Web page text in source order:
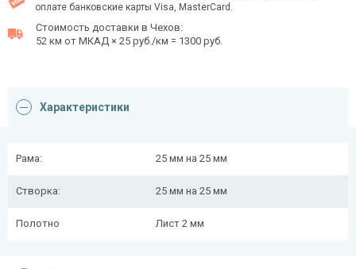
оплате банковские карты Visa, MasterCard.
Стоимость доставки в Чехов:
52 км от МКАД × 25 руб./км = 1300 руб.
Характеристики
Рама: 25 мм на 25 мм
Створка: 25 мм на 25 мм
Полотно Лист 2 мм